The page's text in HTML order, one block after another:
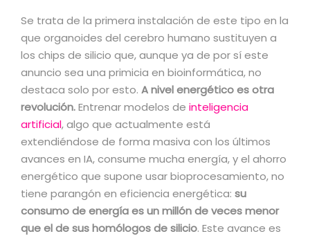
Se trata de la primera instalación de este tipo en la
que organoides del cerebro humano sustituyen a
los chips de silicio que, aunque ya de por sí este
anuncio sea una primicia en bioinformática, no
destaca solo por esto. A nivel energético es otra
revolución.Entrenar modelos de inteligencia
artificial, algo que actualmente está
extendiéndose de forma masiva con los últimos
avances en IA, consume mucha energía, y el ahorro
energético que supone usar bioprocesamiento, no
tiene parangón en eficiencia energética: su
consumo de energía es un millón de veces menor
que el de sus homólogos de silicio. Este avance es